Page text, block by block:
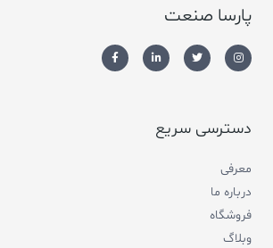
پارسا صنعت
دسترسی سریع
معرفی
درباره ما
فروشگاه
وبلاگ